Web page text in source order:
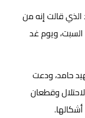
قالت إنه من
ويوم غد
حامد، ودعت
وقطعان